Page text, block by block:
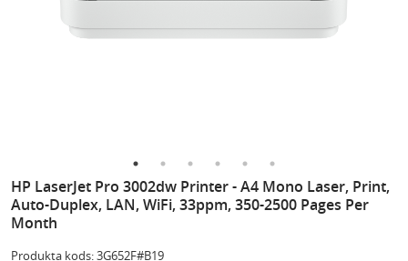
HP LaserJet Pro 3002dw Printer - A4 Mono Laser, Print,
Auto-Duplex, LAN, WiFi, 33ppm, 350-2500 Pages Per
Month
Produkta kods:3G652F#B19